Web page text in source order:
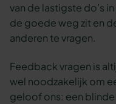
van de lastigste do’s
de goede weg zit en
anderen te vragen.
Feedback vragen is
wel noodzakelijk om
geloof ons: een